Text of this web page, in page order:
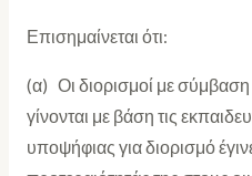
Επισημαίνεται ότι:
(α) Οι διορισμοί με
γίνονται με βάση τις
υποψήφιας για διορισμό